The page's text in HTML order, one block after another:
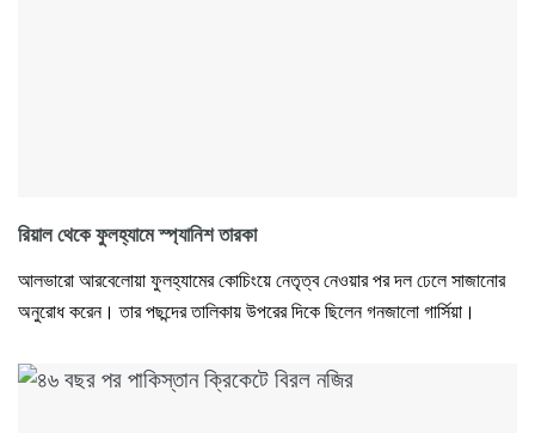
রিয়াল থেকে ফুলহ্যামে স্প্যানিশ তারকা
আলভারো আরবেলোয়া ফুলহ্যামের কোচিংয়ে নেতৃত্ব নেওয়ার পর দল ঢেলে সাজানোর
অনুরোধ করেন। তার পছন্দের তালিকায় উপরের দিকে ছিলেন গনজালো গার্সিয়া।